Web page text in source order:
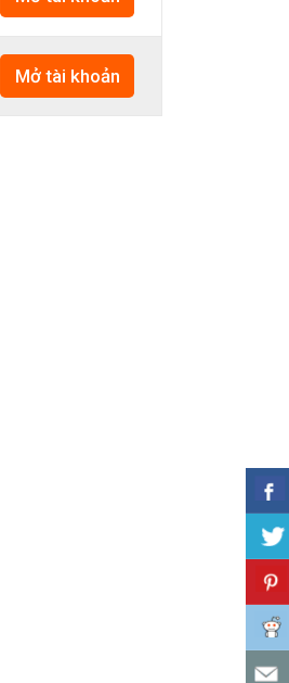
Mở tài khoản